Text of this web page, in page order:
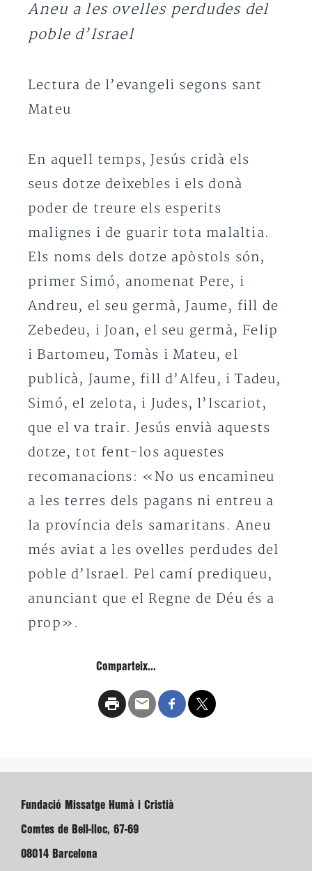
Aneu a les ovelles perdudes del
poble d’Israel
Lectura de l’evangeli segons sant
Mateu
En aquell temps, Jesús cridà els
seus dotze deixebles i els donà
poder de treure els esperits
malignes i de guarir tota malaltia.
Els noms dels dotze apòstols són,
primer Simó, anomenat Pere, i
Andreu, el seu germà, Jaume, fill de
Zebedeu, i Joan, el seu germà, Felip
i Bartomeu, Tomàs i Mateu, el
publicà, Jaume, fill d’Alfeu, i Tadeu,
Simó, el zelota, i Judes, l’Iscariot,
que el va trair. Jesús envià aquests
dotze, tot fent-los aquestes
recomanacions: «No us encamineu
a les terres dels pagans ni entreu a
la província dels samaritans. Aneu
més aviat a les ovelles perdudes del
poble d’lsrael. Pel camí prediqueu,
anunciant que el Regne de Déu és a
prop».
Comparteix...
Fundació Missatge Humà i Cristià
Comtes de Bell-lloc, 67-69
08014 Barcelona